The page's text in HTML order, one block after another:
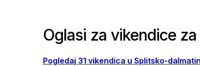
Oglasi za vikendice
Pogledaj 31 vikendica u Splitsko-